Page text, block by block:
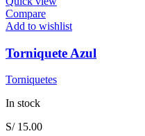
Compare
Add to wishlist
Torniquete Azul
Torniquetes
In stock
S/15.00